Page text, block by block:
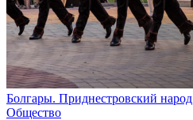
Болгары. Приднестровский народ
Общество